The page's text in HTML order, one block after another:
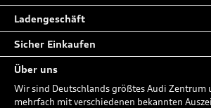
Ladengeschäft
Sicher Einkaufen
Über uns
Wir sind Deutschlands größtes Audi Zentrum
mehrfach mit verschiedenen bekannten